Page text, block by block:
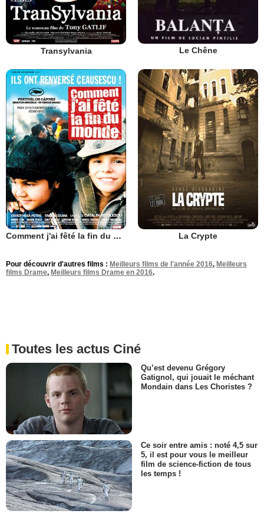
Transylvania Le Chêne
Comment j'ai fêté la fin du monde La Crypte
Pour découvrir d'autres films : Meilleurs films de l'année 2016, Meilleurs
films Drame, Meilleurs films Drame en 2016.
Toutes les actus Ciné
Qu’est devenu Grégory
Gatignol, qui jouait le méchant
Mondain dans Les Choristes ?
Ce soir entre amis : noté 4,5 sur
5, il est pour vous le meilleur
film de science-fiction de tous
les temps !